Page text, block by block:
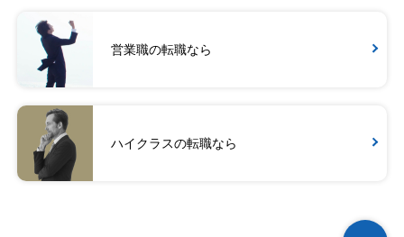
営業職の転職なら
ハイクラスの転職なら